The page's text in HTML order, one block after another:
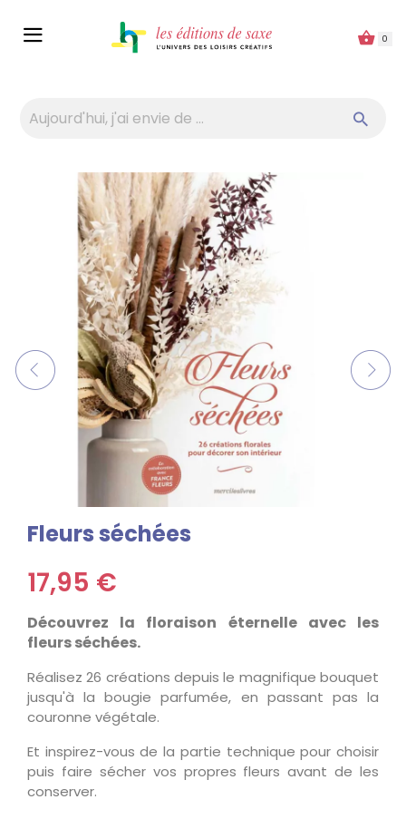
0
Fleurs séchées
17,95 €
Découvrez la floraison éternelle avec les
fleurs séchées.
Réalisez 26 créations depuis le magnifique bouquet
jusqu'à la bougie parfumée, en passant pas la
couronne végétale.
Et inspirez-vous de la partie technique pour choisir
puis faire sécher vos propres fleurs avant de les
conserver.